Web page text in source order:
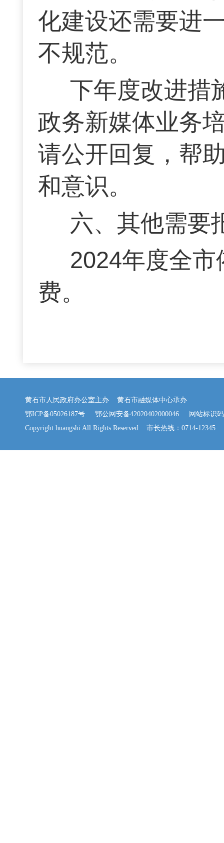
化建设还需要进
不规范。
下年度改进措
政务新媒体业务
请公开回复，帮
和意识。
六、其他需要
2024年度全
费。
黄石市人民政府办公室主办 黄石市融媒体中心承办
鄂ICP备05026187号
鄂公网安备42020402000046 网站标识码
Copyright huangshi All Rights Reserved 市长热线：0714-12345